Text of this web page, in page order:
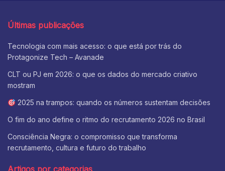
Últimas publicações
Tecnologia com mais acesso: o que está por trás do
Protagonize Tech – Avanade
CLT ou PJ em 2026: o que os dados do mercado criativo
mostram
2025 na trampos: quando os números sustentam decisões
O fim do ano define o ritmo do recrutamento 2026 no Brasil
Consciência Negra: o compromisso que transforma
recrutamento, cultura e futuro do trabalho